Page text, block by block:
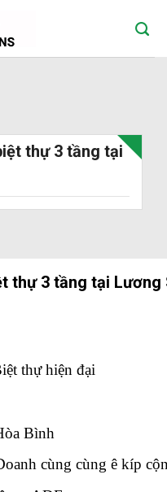
thự 3 tầng tại
thự 3 tầng tại Lương
thự hiện đại
Bình
cùng cùng ê kíp